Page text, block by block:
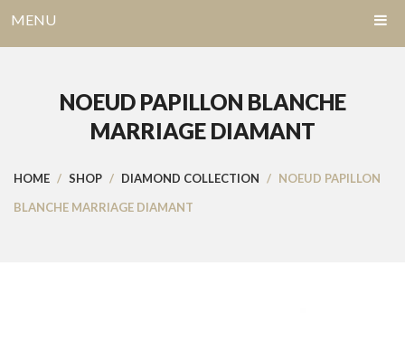
MENU
CONTACT US
NOEUD PAPILLON BLANCHE
MARRIAGE DIAMANT
HOME / SHOP / DIAMOND COLLECTION / NOEUD PAPILLON
BLANCHE MARRIAGE DIAMANT